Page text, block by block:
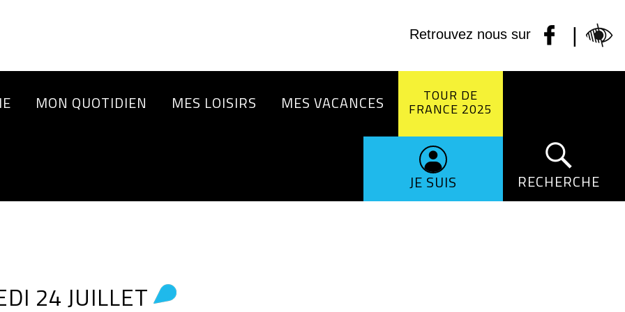
Retrouvez nous sur |
MON QUOTIDIEN MES LOISIRS MES VACANCES TOUR DE
FRANCE 2025
JE SUIS RECHERCHE
24 JUILLET